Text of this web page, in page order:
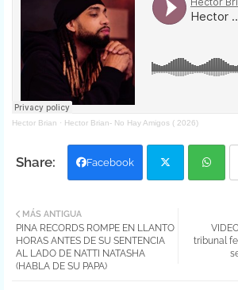
Hector Brian · Hector Brian- No Hay Amigos ( 2026)
Facebook
ter atsa
tribunal
MÁS ANTIGUA
PINA RECORDS ROMPE EN LLANTO
HORAS ANTES DE SU SENTENCIA
AL LADO DE NATTI NATASHA
(HABLA DE SU PAPA)